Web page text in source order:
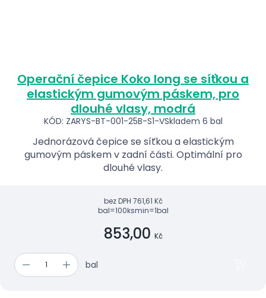
Operační čepice Koko long se síťkou a
elastickým gumovým páskem, pro
dlouhé vlasy, modrá
KÓD: ZARYS-BT-001-25B-S1-VSkladem 6 bal
Jednorázová čepice se síťkou a elastickým
gumovým páskem v zadní části. Optimální pro
dlouhé vlasy.
bez DPH 761,61 Kč
bal=100ksmin=1bal
853,00 Kč
bal